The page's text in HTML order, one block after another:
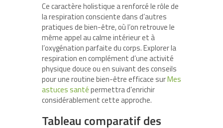
Ce caractère holistique a renforcé le rôle de
la respiration consciente dans d’autres
pratiques de bien-être, où l’on retrouve le
même appel au calme intérieur et à
l’oxygénation parfaite du corps. Explorer la
respiration en complément d’une activité
physique douce ou en suivant des conseils
pour une routine bien-être efficace surMes
astuces santépermettra d’enrichir
considérablement cette approche.
Tableau comparatif des